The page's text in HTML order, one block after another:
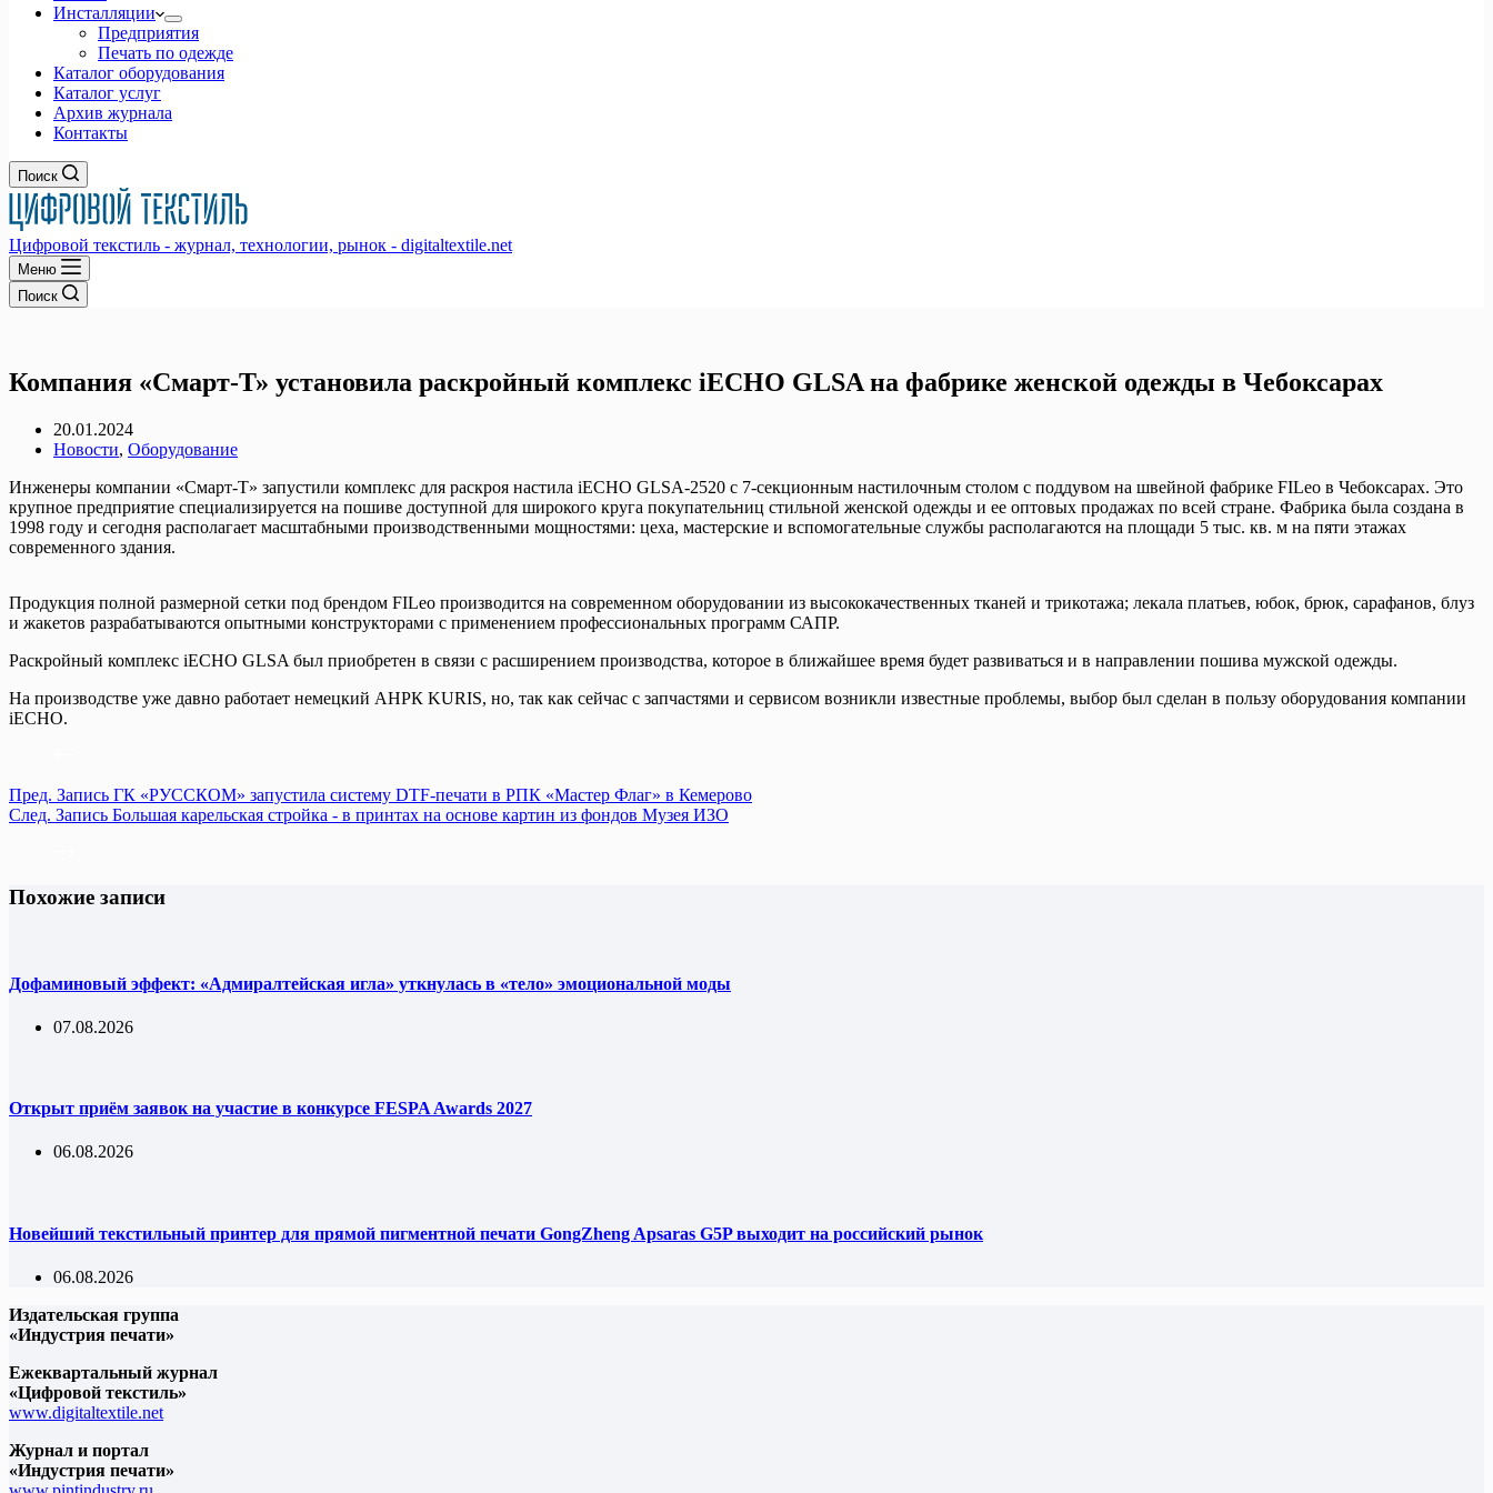
Инсталляции
Предприятия
Печать по одежде
Каталог оборудования
Каталог услуг
Архив журнала
Контакты
Поиск
Цифровой текстиль - журнал, технологии, рынок - digitaltextile.net
Меню
Поиск
Компания «Смарт-Т» установила раскройный комплекс iECHO GLSA на фабрике женской одежды в Чебоксарах
20.01.2024
Новости, Оборудование
Инженеры компании «Смарт-Т» запустили комплекс для раскроя настила iECHO GLSA-2520 с 7-секционным настилочным столом с поддувом на швейной фабрике FILeo в Чебоксарах. Это
крупное предприятие специализируется на пошиве доступной для широкого круга покупательниц стильной женской одежды и ее оптовых продажах по всей стране. Фабрика была создана в
1998 году и сегодня располагает масштабными производственными мощностями: цеха, мастерские и вспомогательные службы располагаются на площади 5 тыс. кв. м на пяти этажах
современного здания.
Продукция полной размерной сетки под брендом FILeo производится на современном оборудовании из высококачественных тканей и трикотажа; лекала платьев, юбок, брюк, сарафанов, блуз
и жакетов разрабатываются опытными конструкторами с применением профессиональных программ САПР.
Раскройный комплекс iECHO GLSA был приобретен в связи с расширением производства, которое в ближайшее время будет развиваться и в направлении пошива мужской одежды.
На производстве уже давно работает немецкий АНРК KURIS, но, так как сейчас с запчастями и сервисом возникли известные проблемы, выбор был сделан в пользу оборудования компании
iECHO.
Пред. Запись ГК «РУССКОМ» запустила систему DTF-печати в РПК «Мастер Флаг» в Кемерово
След. Запись Большая карельская стройка - в принтах на основе картин из фондов Музея ИЗО
Похожие записи
Дофаминовый эффект: «Адмиралтейская игла» уткнулась в «тело» эмоциональной моды
07.08.2026
Открыт приём заявок на участие в конкурсе FESPA Awards 2027
06.08.2026
Новейший текстильный принтер для прямой пигментной печати GongZheng Apsaras G5P выходит на российский рынок
06.08.2026
Издательская группа
«Индустрия печати»
Ежеквартальный журнал
«Цифровой текстиль»
www.digitaltextile.net
Журнал и портал
«Индустрия печати»